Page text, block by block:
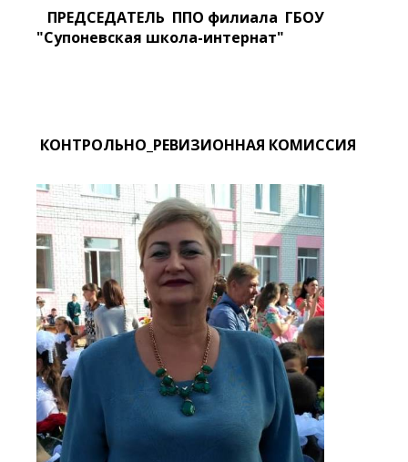
ПРЕДСЕДАТЕЛЬ ППО филиала ГБОУ
"Супоневская школа-интернат"
КОНТРОЛЬНО_РЕВИЗИОННАЯ КОМИССИЯ